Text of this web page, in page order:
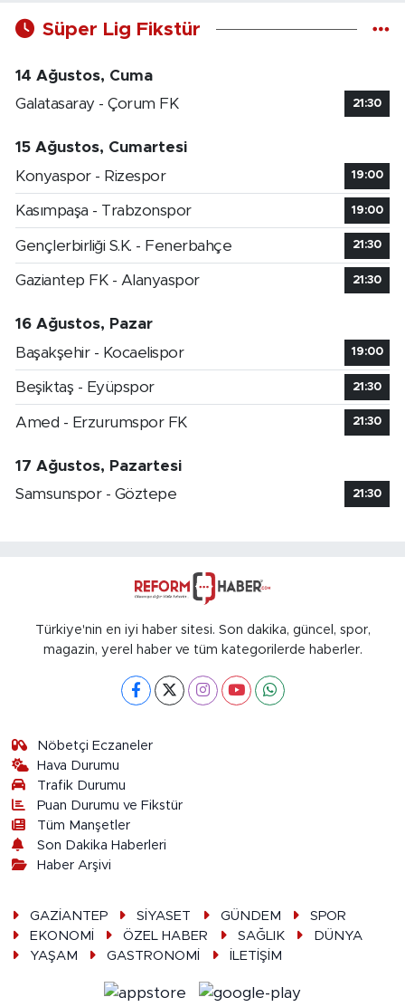
Süper Lig Fikstür
14 Ağustos, Cuma
Galatasaray - Çorum FK
21:30
15 Ağustos, Cumartesi
Konyaspor - Rizespor
19:00
Kasımpaşa - Trabzonspor 19:00
Gençlerbirliği S.K. - Fenerbahçe 21:30
Gaziantep FK - Alanyaspor 21:30
16 Ağustos, Pazar
Başakşehir - Kocaelispor
19:00
Beşiktaş - Eyüpspor 21:30
Amed - Erzurumspor FK 21:30
17 Ağustos, Pazartesi
Samsunspor - Göztepe
21:30
Türkiye'nin en iyi haber sitesi. Son dakika, güncel, spor,
magazin, yerel haber ve tüm kategorilerde haberler.
Nöbetçi Eczaneler
Hava Durumu
Trafik Durumu
Puan Durumu ve Fikstür
Tüm Manşetler
Son Dakika Haberleri
Haber Arşivi
GAZİANTEP SİYASET GÜNDEM
SPOR
EKONOMİ
ÖZEL HABER SAĞLIK
DÜNYA
YAŞAM
GASTRONOMİ İLETİŞİM